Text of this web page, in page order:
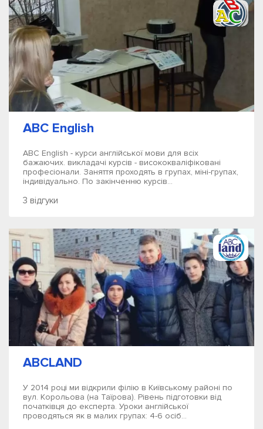
ABC English
ABC English - курси англійської мови для всіх
бажаючих. викладачі курсів - висококваліфіковані
професіонали. Заняття проходять в групах, міні-групах,
індивідуально. По закінченню курсів...
3 відгуки
ABCLAND
У 2014 році ми відкрили філію в Київському районі по
вул. Корольова (на Таїрова). Рівень підготовки від
початківця до експерта. Уроки англійської
проводяться як в малих групах: 4-6 осіб...